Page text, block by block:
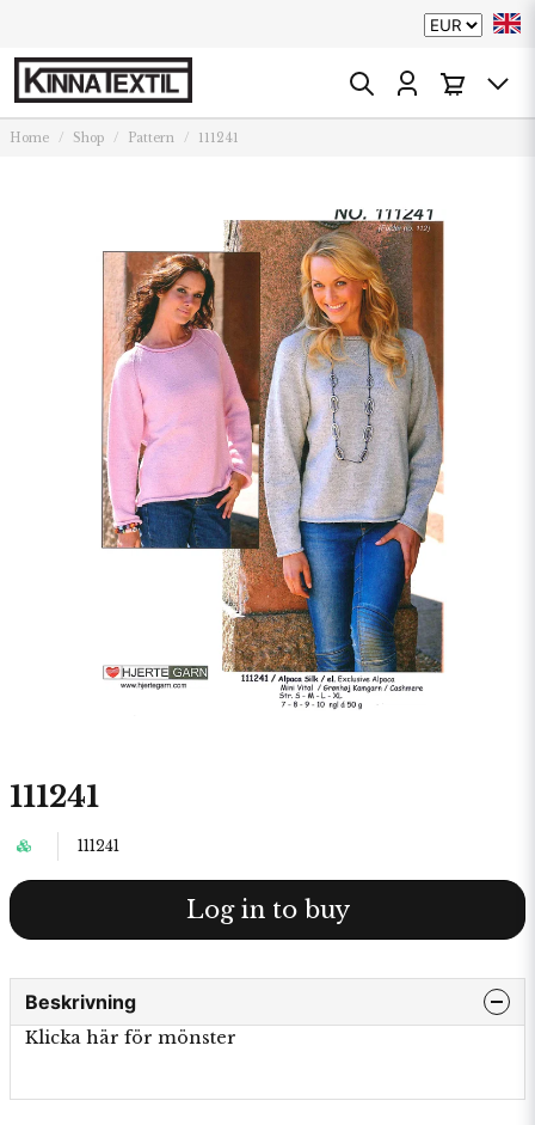
Home Shop Pattern 111241
111241
111241
Log in to buy
Beskrivning
Klicka här för mönster